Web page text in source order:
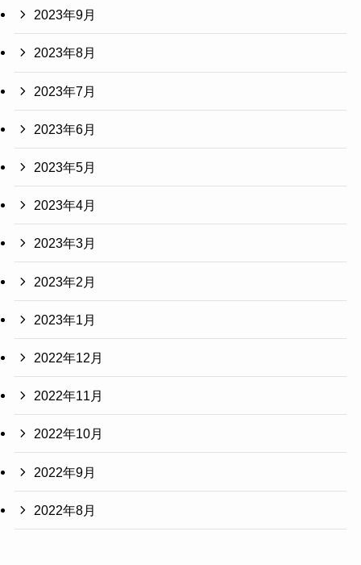
2023年9月
2023年8月
2023年7月
2023年6月
2023年5月
2023年4月
2023年3月
2023年2月
2023年1月
2022年12月
2022年11月
2022年10月
2022年9月
2022年8月